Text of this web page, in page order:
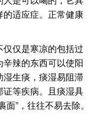
适应症。正常健康
仅是寒凉的包括过
辣的东西可以使阳
生痰，痰湿易阻滞
证等疾病。且痰湿具
”，往往不易去除。